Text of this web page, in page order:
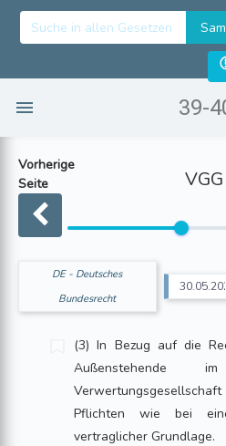
39-
Vorherige
Seite
VGG
DE - Deutsches
Bundesrecht
(3) In Bezug auf die
Außenstehende
Pflichten wie bei
vertraglicher Grundlage.